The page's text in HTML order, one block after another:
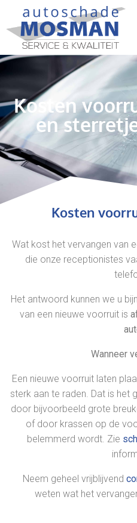
Kosten
en
Kosten
Wat kost het vervangen van
die onze receptionistes
Het antwoord kunnen we u
van een nieuwe voorruit is
Wanneer
Een nieuwe voorruit laten
sterk aan te raden. Dat is het
door bijvoorbeeld grote
of door krassen op de
belemmerd wordt. Zie
Neem geheel vrijblijvend
weten wat het